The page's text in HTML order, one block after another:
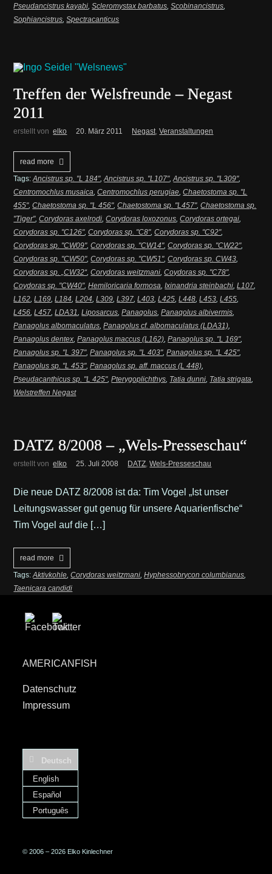
Pseudancistrus kayabi,Scleromystax barbatus,Scobinancistrus,
Sophiancistrus,Spectracanticus
Treffen der Welsfreunde – Negast
2011
erstellt von elko 20. März 2011 Negast,Veranstaltungen
read more
Tags:Ancistrus sp. "L 184",Ancistrus sp. "L107",Ancistrus sp. "L309",
Centromochlus musaica,Centromochlus perugiae,Chaetostoma sp. "L
455",Chaetostoma sp. "L 456",Chaetostoma sp. "L457",Chaetostoma sp.
"Tiger",Corydoras axelrodi,Corydoras loxozonus,Corydoras ortegai,
Corydoras sp. "C126",Corydoras sp. "C8",Corydoras sp. "C92",
Corydoras sp. "CW09",Corydoras sp. "CW14",Corydoras sp. "CW22",
Corydoras sp. "CW50",Corydoras sp. "CW51",Corydoras sp. CW43,
Corydoras sp. „CW32“,Corydoras weitzmani,Coydoras sp. "C78",
Coydoras sp. "CW40",Hemiloricaria formosa,Ixinandria steinbachi,L107,
L162,L169,L184,L204,L309,L397,L403,L425,L448,L453,L455,
L456,L457,LDA31,Liposarcus,Panaqolus,Panaqolus albivermis,
Panaqolus albomaculatus,Panaqolus cf. albomaculatus (LDA31),
Panaqolus dentex,Panaqolus maccus (L162),Panaqolus sp. "L 169",
Panaqolus sp. "L 397",Panaqolus sp. "L 403",Panaqolus sp. "L 425",
Panaqolus sp. "L 453",Panaqolus sp. aff. maccus (L 448),
Pseudacanthicus sp. "L 425",Pterygoplichthys, Tatia dunni, Tatia strigata,
Welstreffen Negast
DATZ 8/2008 – „Wels-Presseschau“
erstellt von elko 25. Juli 2008 DATZ,Wels-Presseschau
Die neue DATZ 8/2008 ist da: Tim Vogel „Ist unser
Leitungswasser gut genug für unsere Aquarienfische“
Tim Vogel auf die […]
read more
Tags:Aktivkohle,Corydoras weitzmani,Hyphessobrycon columbianus,
Taenicara candidi
AMERICANFISH
Datenschutz
Impressum
Deutsch
English
Español
Português
© 2006 – 2026 Elko Kinlechner